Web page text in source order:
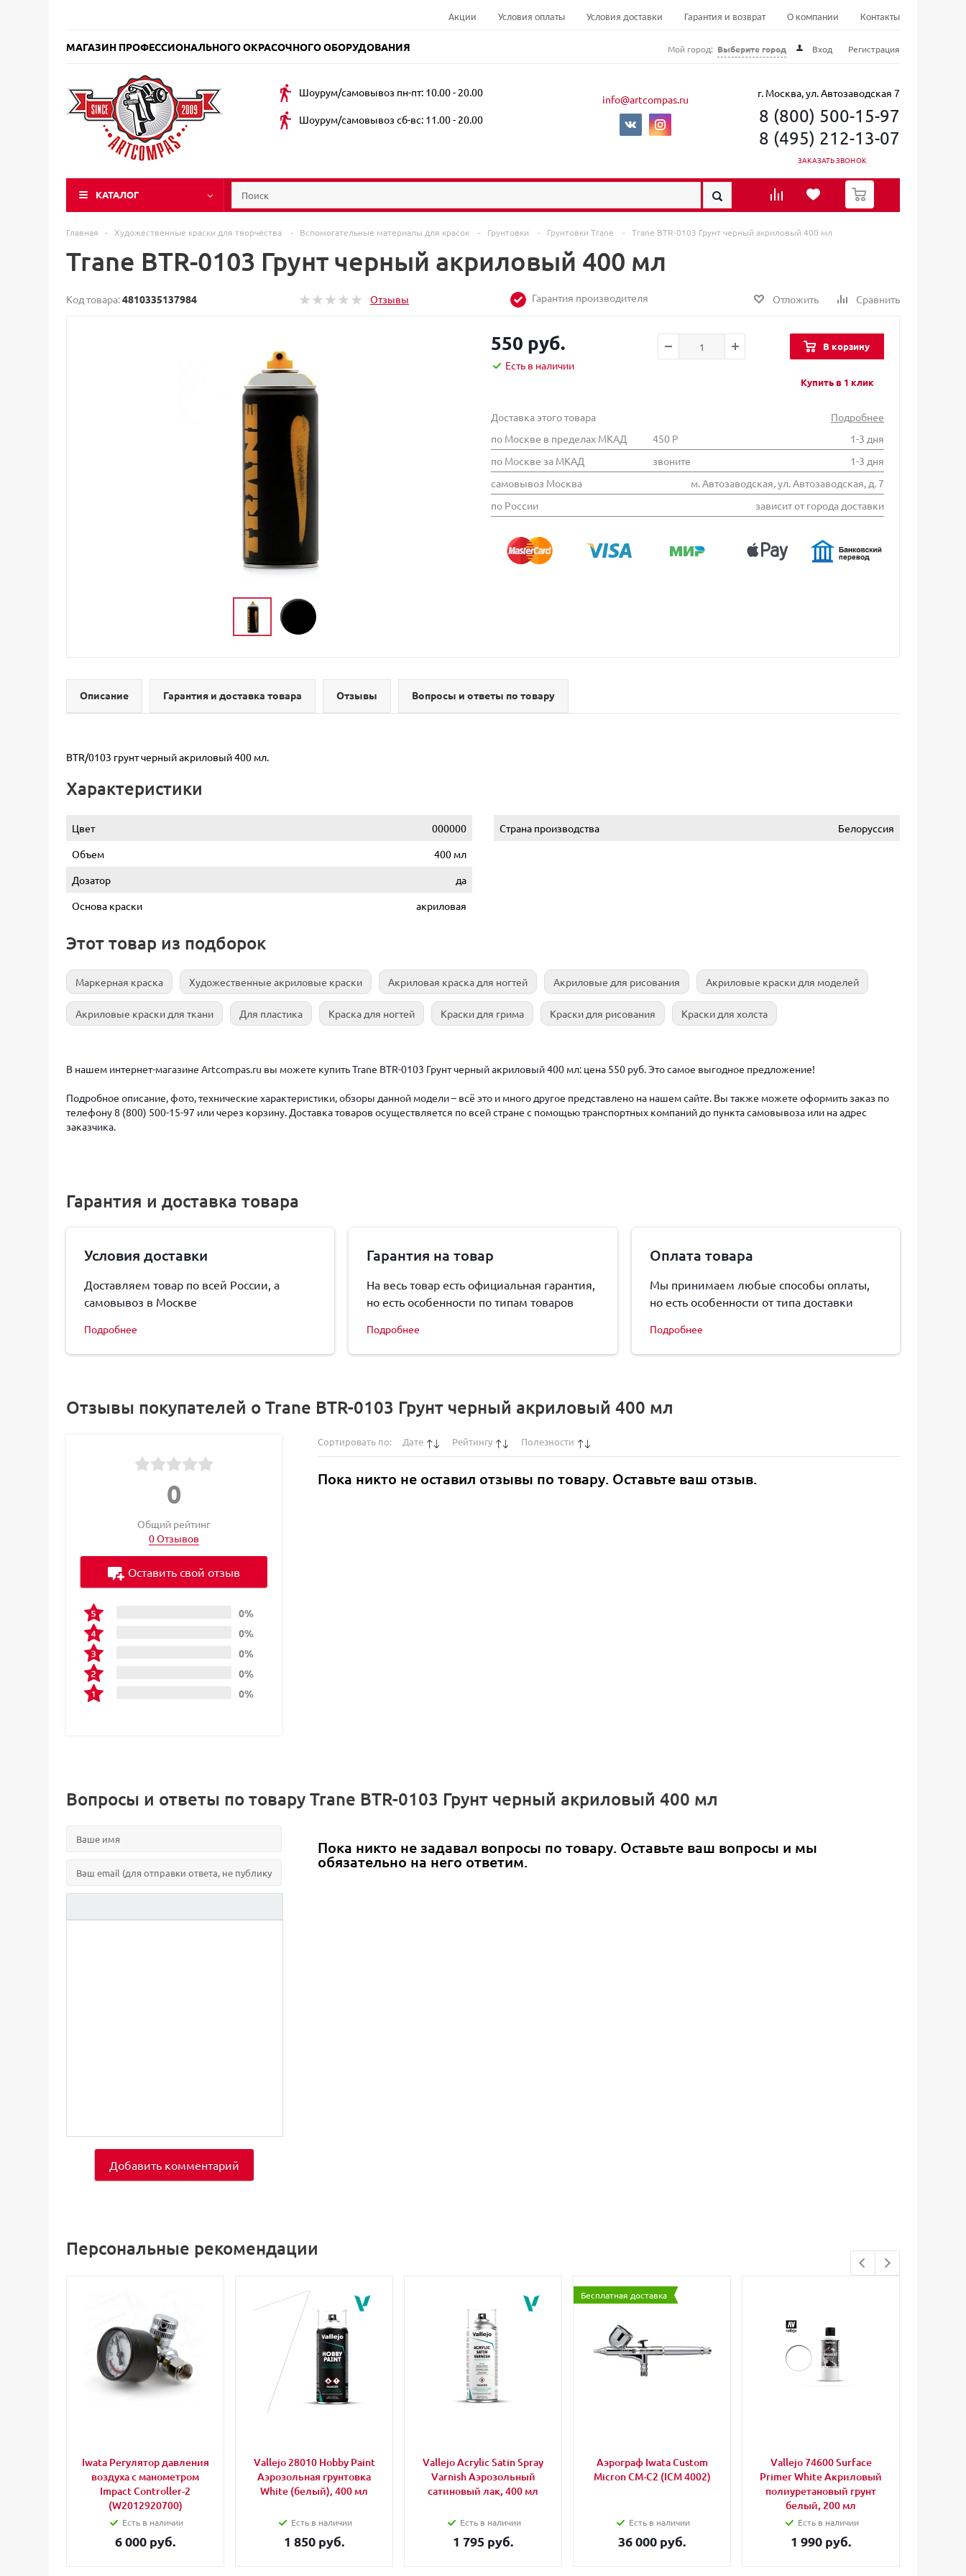
Акции Условия оплаты Условия доставки Гарантия и возврат О компании Контакты
МАГАЗИН ПРОФЕССИОНАЛЬНОГО ОКРАСОЧНОГО ОБОРУДОВАНИЯ Мой город: Выберите город Вход Регистрация
Шоурум/самовывоз пн-пт: 10.00 - 20.00
Шоурум/самовывоз сб-вс: 11.00 - 20.00
info@artcompas.ru г. Москва, ул. Автозаводская 7
8 (800) 500-15-97
8 (495) 212-13-07
ЗАКАЗАТЬ ЗВОНОК
КАТАЛОГ
0
Главная - Художественные краски для творчества - Вспомогательные материалы для красок - Грунтовки - Грунтовки Trane - Trane BTR-0103 Грунт черный акриловый 400 мл
Trane BTR-0103 Грунт черный акриловый 400 мл
Код товара:4810335137984 Отзывы Гарантия производителя Отложить Сравнить
550 руб.
Есть в наличии
В корзину
Купить в 1 клик
Доставка этого товара
Подробнее
по Москве в пределах МКАД
450 Р
1-3 дня
по Москве за МКАД
звоните
1-3 дня
самовывоз Москва
м. Автозаводская, ул. Автозаводская, д. 7
по России
зависит от города доставки
Описание Гарантия и доставка товара Отзывы Вопросы и ответы по товару
BTR/0103 грунт черный акриловый 400 мл.
Характеристики
Цвет
000000
Объем
400 мл
Дозатор
да
Основа краски
акриловая
Страна производства Белоруссия
Этот товар из подборок
Маркерная краска Художественные акриловые краски Акриловая краска для ногтей Акриловые для рисования Акриловые краски для моделей
Акриловые краски для ткани Для пластика Краска для ногтей Краски для грима Краски для рисования Краски для холста
В нашем интернет-магазине Artcompas.ru вы можете купить Trane BTR-0103 Грунт черный акриловый 400 мл: цена 550 руб. Это самое выгодное предложение!
Подробное описание, фото, технические характеристики, обзоры данной модели – всё это и много другое представлено на нашем сайте. Вы также можете оформить заказ по
телефону 8 (800) 500-15-97 или через корзину. Доставка товаров осуществляется по всей стране с помощью транспортных компаний до пункта самовывоза или на адрес
заказчика.
Гарантия и доставка товара
Условия доставки
Доставляем товар по всей России, а
самовывоз в Москве
Подробнее
Гарантия на товар
На весь товар есть официальная гарантия,
но есть особенности по типам товаров
Подробнее
Оплата товара
Мы принимаем любые способы оплаты,
но есть особенности от типа доставки
Подробнее
Отзывы покупателей о Trane BTR-0103 Грунт черный акриловый 400 мл
0
Общий рейтинг
0 Отзывов
0%
0%
0%
0%
0%
Оставить свой отзыв
Сортировать по: Дате Рейтингу Полезности
Пока никто не оставил отзывы по товару. Оставьте ваш отзыв.
Вопросы и ответы по товару Trane BTR-0103 Грунт черный акриловый 400 мл
Добавить комментарий
Пока никто не задавал вопросы по товару. Оставьте ваш вопросы и мы
обязательно на него ответим.
Персональные рекомендации
Iwata Регулятор давления
воздуха с манометром
Impact Controller-2
(W2012920700)
Есть в наличии
6 000 руб.
Vallejo 28010 Hobby Paint
Аэрозольная грунтовка
White (белый), 400 мл
Есть в наличии
1 850 руб.
Vallejo Acrylic Satin Spray
Varnish Аэрозольный
сатиновый лак, 400 мл
Есть в наличии
1 795 руб.
Бесплатная доставка
Аэрограф Iwata Custom
Micron CM-C2 (ICM 4002)
Есть в наличии
36 000 руб.
Vallejo 74600 Surface
Primer White Акриловый
полиуретановый грунт
белый, 200 мл
Есть в наличии
1 990 руб.